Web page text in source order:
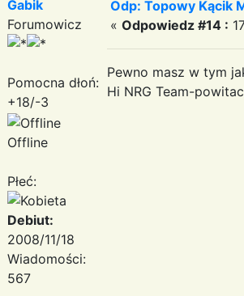
Gabik
Forumowicz
Pomocna dłoń:
+18/-3
Offline
Płeć:
Debiut:
2008/11/18
Wiadomości:
567
Odp: Topowy Kącik
« Odpowiedz #14 :
Pewno masz w tym
Hi NRG Team-